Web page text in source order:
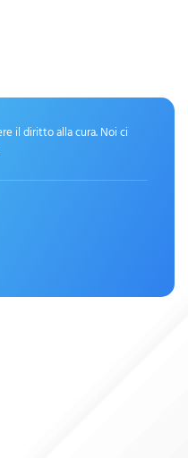
il diritto alla cura. Noi ci